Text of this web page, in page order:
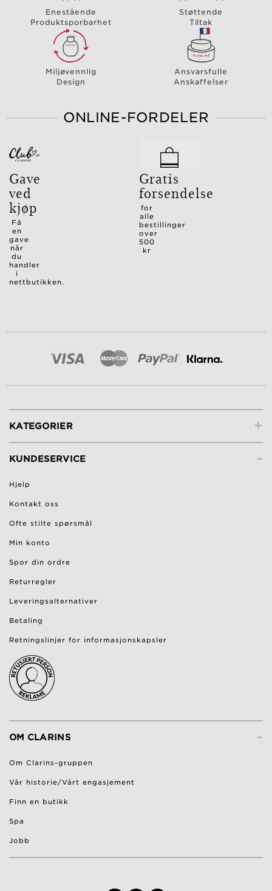
Enestående
Produktsporbarhet
Støttende
Tiltak
Miljøvennlig
Design
Ansvarsfulle
Anskaffelser
ONLINE-FORDELER
Gave
ved
kjøp
Få
en
gave
når
du
handler
i
nettbutikken.
Gratis
forsendelse
for
alle
bestillinger
over
500
kr
+
KATEGORIER
-
KUNDESERVICE
Hjelp
Kontakt oss
Ofte stilte spørsmål
Min konto
Spor din ordre
Returregler
Leveringsalternativer
Betaling
Retningslinjer for informasjonskapsler
-
OM CLARINS
Om Clarins-gruppen
Vår historie/Vårt engasjement
Finn en butikk
Spa
Jobb